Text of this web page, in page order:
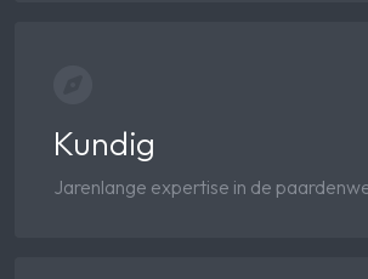
Kundig
Jarenlange expertise in de